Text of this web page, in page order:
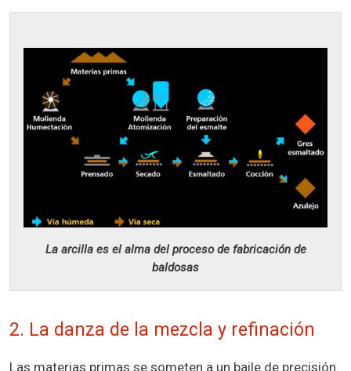
La arcilla es el alma del proceso de fabricación de
baldosas
2. La danza de la mezcla y refinación
Las materias primas se someten a un baile de precisión.